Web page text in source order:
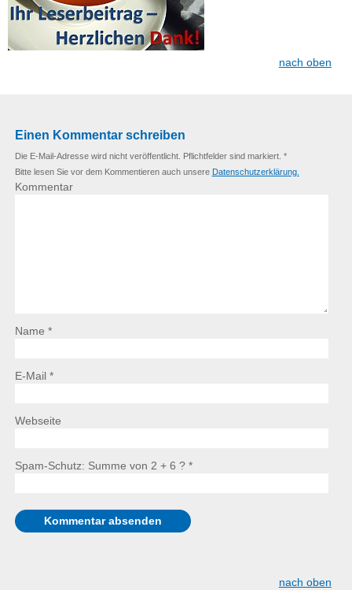
nach oben
Einen Kommentar schreiben
Die E-Mail-Adresse wird nicht veröffentlicht. Pflichtfelder sind markiert. *
Bitte lesen Sie vor dem Kommentieren auch unsere Datenschutzerklärung.
Kommentar
Name *
E-Mail *
Webseite
Spam-Schutz: Summe von 2 + 6 ? *
nach oben